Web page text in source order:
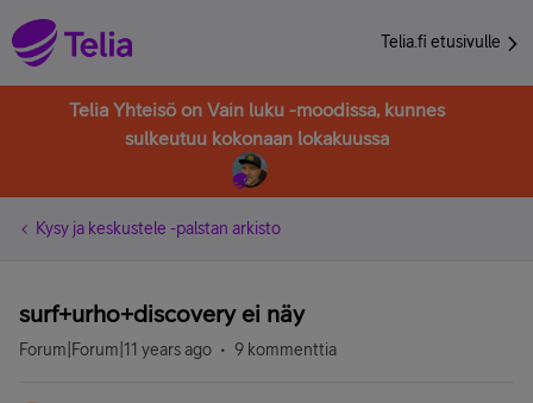
Telia.fi etusivulle
Telia Yhteisö on Vain luku -moodissa, kunnes
sulkeutuu kokonaan lokakuussa
Kysy ja keskustele -palstan arkisto
surf+urho+discovery ei näy
Forum|Forum|11 years ago 9 kommenttia